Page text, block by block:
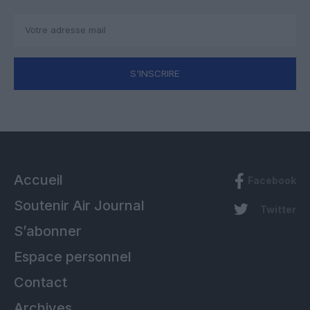
S'INSCRIRE
Accueil
Soutenir Air Journal
S’abonner
Espace personnel
Contact